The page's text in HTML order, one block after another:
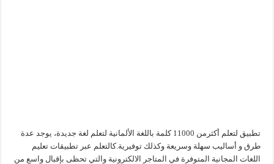
تطبيق لتعلم أكثرمن 11000 كلمة باللغة الألمانية لتعلم لغة جديدة، يوجد عدة
طرق و أساليب سهلة وسريعة وكذلك توفيرية.كالتعلم عبر تطبيقات تعليم
اللغات المجانية المتوفرة في المتاجر الالكترونية والتي تحظى بإقبال واسع من